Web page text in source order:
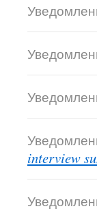
interview